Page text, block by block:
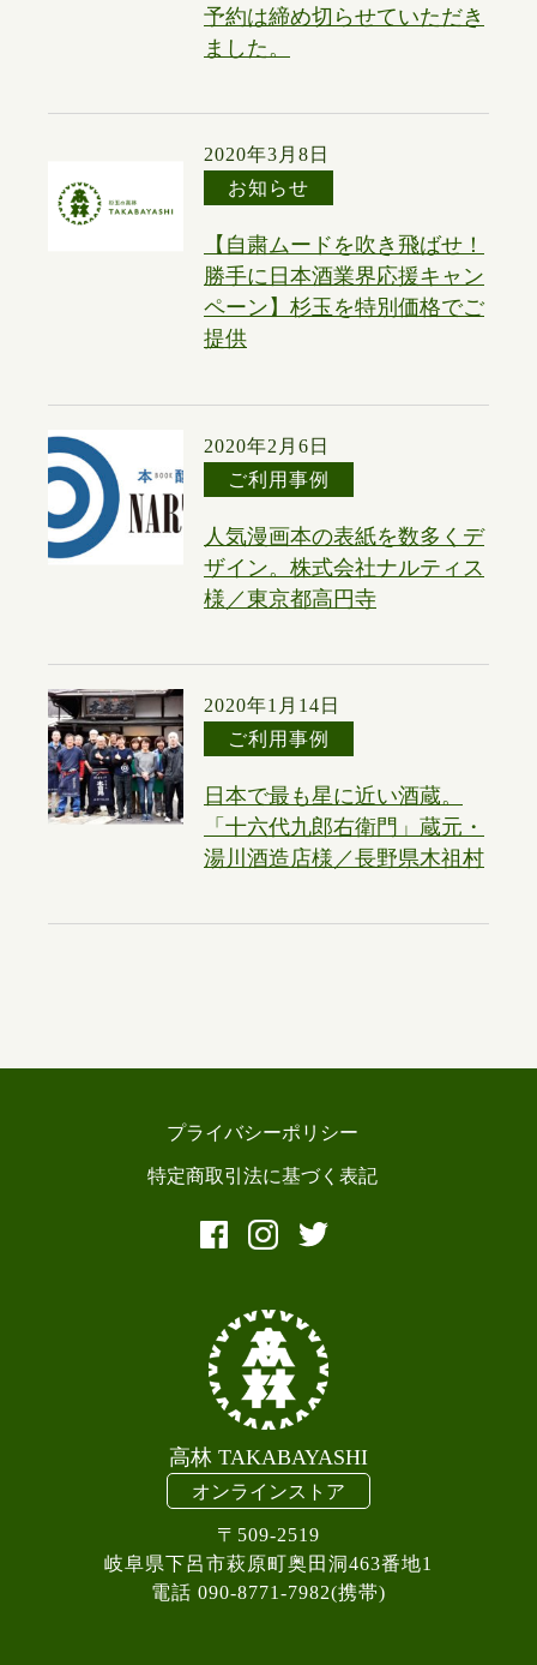
予約は締め切らせていただき
ました。
2020年3月8日
お知らせ
【自粛ムードを吹き飛ばせ！
勝手に日本酒業界応援キャン
ペーン】杉玉を特別価格でご
提供
2020年2月6日
ご利用事例
人気漫画本の表紙を数多くデ
ザイン。株式会社ナルティス
様／東京都高円寺
2020年1月14日
ご利用事例
日本で最も星に近い酒蔵。
「十六代九郎右衛門」蔵元・
湯川酒造店様／長野県木祖村
プライバシーポリシー
特定商取引法に基づく表記
高林 TAKABAYASHI
オンラインストア
〒509-2519
岐阜県下呂市萩原町奥田洞463番地1
電話 090-8771-7982(携帯)